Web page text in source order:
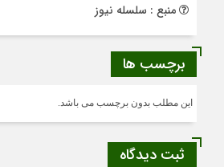
منبع : سلسله نیوز
برچسب ها
این مطلب بدون برچسب می باشد.
ثبت دیدگاه